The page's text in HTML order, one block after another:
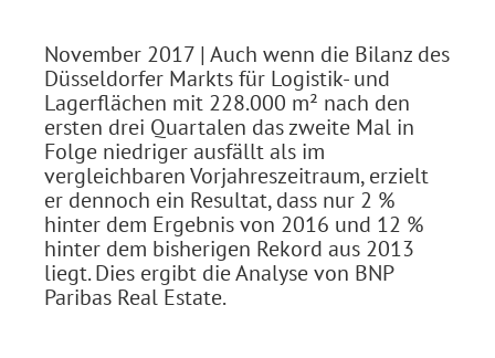
November 2017 | Auch wenn die Bilanz des
Düsseldorfer Markts für Logistik- und
Lagerflächen mit 228.000 m² nach den
ersten drei Quartalen das zweite Mal in
Folge niedriger ausfällt als im
vergleichbaren Vorjahreszeitraum, erzielt
er dennoch ein Resultat, dass nur 2 %
hinter dem Ergebnis von 2016 und 12 %
hinter dem bisherigen Rekord aus 2013
liegt. Dies ergibt die Analyse von BNP
Paribas Real Estate.